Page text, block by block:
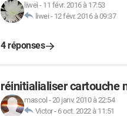
liwei - 11 févr. 2016 à 17:53
liwei - 12 févr. 2016 à 09:37
4 réponses
réinitialialiser cartouche
mascol -20 janv. 2010 à 22:54
Victor- 6 oct. 2022 à 11:51